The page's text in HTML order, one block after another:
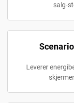
salg-
Leverer